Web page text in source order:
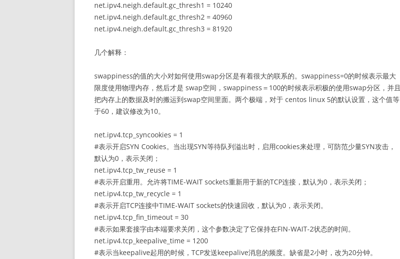
net.ipv4.neigh.default.gc_thresh1 = 10240
net.ipv4.neigh.default.gc_thresh2 = 40960
net.ipv4.neigh.default.gc_thresh3 = 81920
几个解释：
swappiness的值的大小对如何使用swap分区是有着很大的联系的。swappiness=0的时候表示最大
限度使用物理内存，然后才是 swap空间，swappiness＝100的时候表示积极的使用swap分区，并且
把内存上的数据及时的搬运到swap空间里面。两个极端，对于 centos linux 5的默认设置，这个值等
于60，建议修改为10。
net.ipv4.tcp_syncookies = 1
#表示开启SYN Cookies。当出现SYN等待队列溢出时，启用cookies来处理，可防范少量SYN攻击，
默认为0，表示关闭；
net.ipv4.tcp_tw_reuse = 1
#表示开启重用。允许将TIME-WAIT sockets重新用于新的TCP连接，默认为0，表示关闭；
net.ipv4.tcp_tw_recycle = 1
#表示开启TCP连接中TIME-WAIT sockets的快速回收，默认为0，表示关闭。
net.ipv4.tcp_fin_timeout = 30
#表示如果套接字由本端要求关闭，这个参数决定了它保持在FIN-WAIT-2状态的时间。
net.ipv4.tcp_keepalive_time = 1200
#表示当keepalive起用的时候，TCP发送keepalive消息的频度。缺省是2小时，改为20分钟。